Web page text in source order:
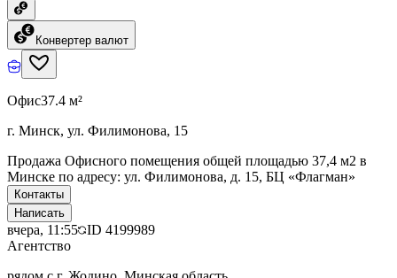
Конвертер валют
Офис37.4 м²
г. Минск, ул. Филимонова, 15
Продажа Офисного помещения общей площадью 37,4 м2 в
Минске по адресу: ул. Филимонова, д. 15, БЦ «Флагман»
Контакты
Написать
вчера, 11:55 ID 4199989
Агентство